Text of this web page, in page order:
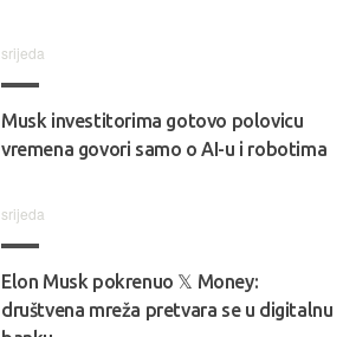
srijeda
Musk investitorima gotovo polovicu
vremena govori samo o AI-u i robotima
srijeda
Elon Musk pokrenuo 𝕏 Money:
društvena mreža pretvara se u digitalnu